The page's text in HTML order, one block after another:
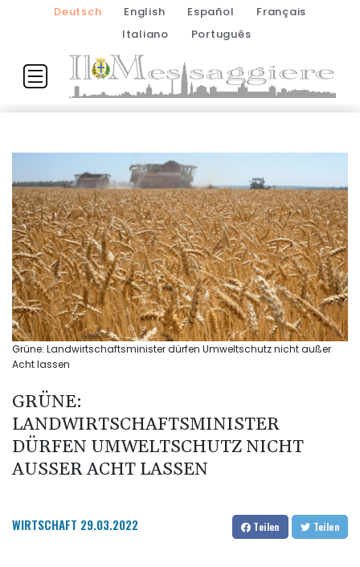
Deutsch English Español
Français
Italiano
Português
Grüne: Landwirtschaftsminister dürfen Umweltschutz nicht außer
Acht lassen
GRÜNE:
LANDWIRTSCHAFTSMINISTER
DÜRFEN UMWELTSCHUTZ NICHT
AUSSER ACHT LASSEN
WIRTSCHAFT 29.03.2022 Teilen Teilen